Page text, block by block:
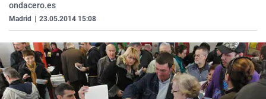
ondacero.es
Madrid 23.05.2014 15:08